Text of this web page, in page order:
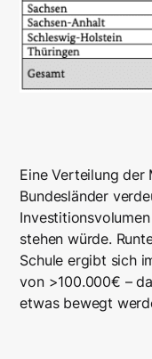
Eine Verteilung der
Bundesländer
stehen würde.
Schule ergibt sich
von >100.000€ –
etwas bewegt